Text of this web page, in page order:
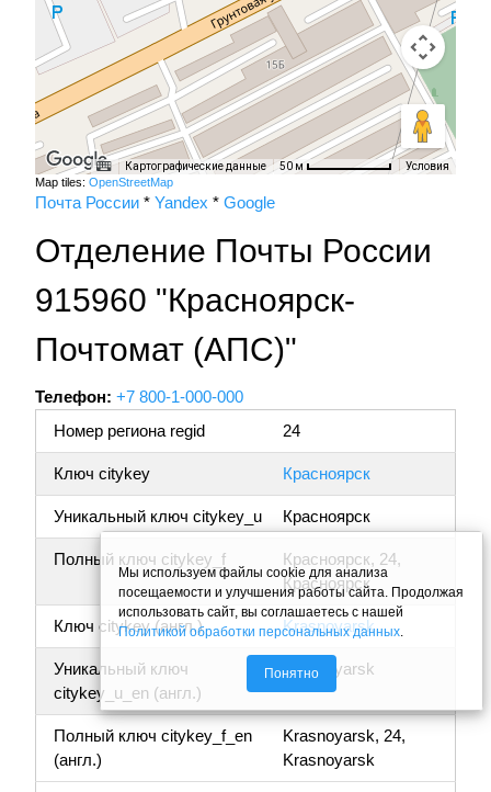
Картографические данные 50 м Условия
Map tiles: OpenStreetMap
Почта России * Yandex * Google
Отделение Почты России
915960 "Красноярск-
Почтомат (АПС)"
Телефон: +7 800-1-000-000
Номер региона regid
24
Ключ citykey Красноярск
Уникальный ключ citykey_u Красноярск
Полный ключ citykey_f
Красноярск, 24,
Красноярск
Ключ citykey (англ.) Krasnoyarsk
Уникальный ключ
citykey_u_en (англ.)
Krasnoyarsk
Полный ключ citykey_f_en
(англ.)
Krasnoyarsk, 24,
Krasnoyarsk
Мы используем файлы cookie для анализа
посещаемости и улучшения работы сайта. Продолжая
использовать сайт, вы соглашаетесь с нашей
Политикой обработки персональных данных.
Понятно